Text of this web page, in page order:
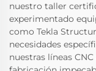
nuestro taller
experimentado
como Tekla
necesidades
nuestras líneas